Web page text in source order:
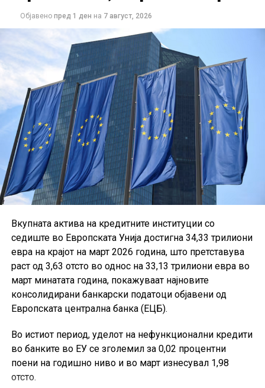
Објавено пред 1 ден на 7 август, 2026
Вкупната актива на кредитните институции со
седиште во Европската Унија достигна 34,33 трилиони
евра на крајот на март 2026 година, што претставува
раст од 3,63 отсто во однос на 33,13 трилиони евра во
март минатата година, покажуваат најновите
консолидирани банкарски податоци објавени од
Европската централна банка (ЕЦБ).
Во истиот период, уделот на нефункционални кредити
во банките во ЕУ се зголемил за 0,02 процентни
поени на годишно ниво и во март изнесувал 1,98
отсто.